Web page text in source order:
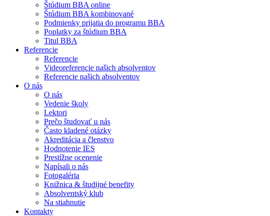
Štúdium BBA online
Štúdium BBA kombinované
Podmienky prijatia do programu BBA
Poplatky za štúdium BBA
Titul BBA
Referencie
Referencie
Videoreferencie našich absolventov
Referencie našich absolventov
O nás
O nás
Vedenie školy
Lektori
Prečo študovať u nás
Často kladené otázky
Akreditácia a členstvo
Hodnotenie IES
Prestížne ocenenie
Napísali o nás
Fotogaléria
Knižnica & študijné benefity
Absolventský klub
Na stiahnutie
Kontakty